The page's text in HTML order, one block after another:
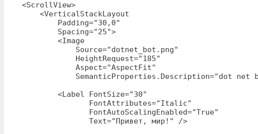
    <ScrollView>
        <VerticalStackLayout
            Padding="30,0"
            Spacing="25">
            <Image
                Source="dotnet_bot.png"
                HeightRequest="185"
                Aspect="AspectFit"
SemanticProperties.Description="dot net
            <Label FontSize="30"
                   FontAttributes="Italic"
                   FontAutoScalingEnabled="True"
                   Text="Привет, мир!" />